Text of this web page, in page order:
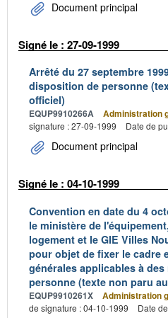
Document principal
Signé le : 27-09-1999
Arrêté du 27 septembre
disposition de personne
officiel)
EQUP9910266A Administration
signature : 27-09-1999
Date de
Document principal
Signé le : 04-10-1999
Convention en date du 4
le ministère de
logement et le GIE Villes
pour objet de fixer le cadre
générales applicables à
personne (texte non paru
EQUP9910261X Administration
de signature : 04-10-1999
Date